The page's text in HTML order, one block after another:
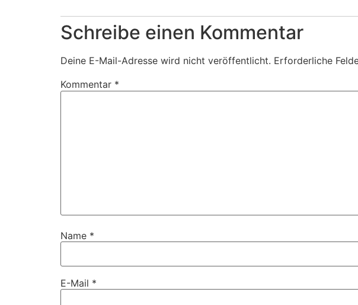
Schreibe einen Kommentar
Deine E-Mail-Adresse wird nicht veröffentlicht. Erforderliche
Kommentar *
Name *
E-Mail *